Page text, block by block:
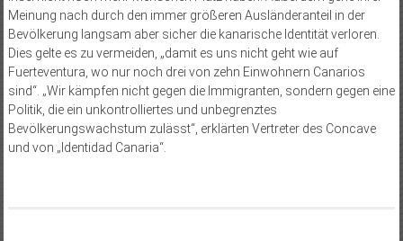
Meinung nach durch den immer größeren Ausländeranteil in der
Bevölkerung langsam aber sicher die kanarische Identität verloren.
Dies gelte es zu vermeiden, „damit es uns nicht geht wie auf
Fuerteventura, wo nur noch drei von zehn Einwohnern Canarios
sind“. „Wir kämpfen nicht gegen die Immigranten, sondern gegen eine
Politik, die ein unkontrolliertes und unbegrenztes
Bevölkerungswachstum zulässt“, erklärten Vertreter des Concave
und von „Identidad Canaria“.